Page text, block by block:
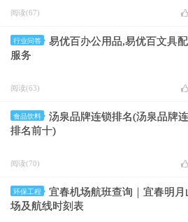
阅读(67)
行业问答
易优百办公用品,易优百文具
服务
阅读(63)
食品饮料
汤泉品牌连锁排名(汤泉品牌
排名前十)
阅读(70)
环保工程
宜春机场航班查询｜宜春明月
场及航线时刻表